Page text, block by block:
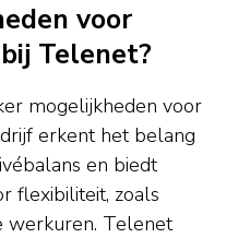
voor
Telenet?
mogelijkheden voor
erkent het belang
en biedt
flexibiliteit, zoals
Telenet